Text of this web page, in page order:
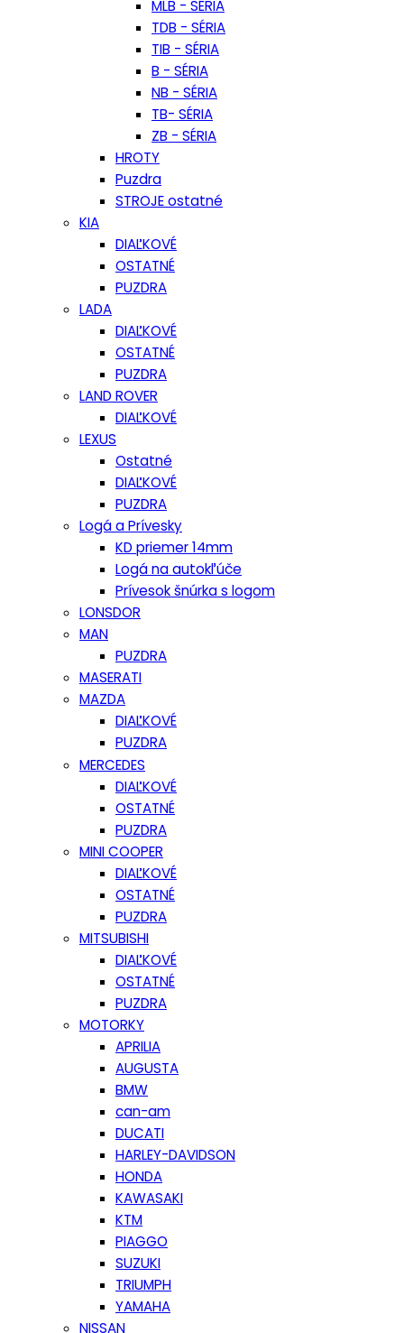
MLB - SÉRIA
TDB - SÉRIA
TIB - SÉRIA
B - SÉRIA
NB - SÉRIA
TB- SÉRIA
ZB - SÉRIA
HROTY
Puzdra
STROJE ostatné
KIA
DIAĽKOVÉ
OSTATNÉ
PUZDRA
LADA
DIAĽKOVÉ
OSTATNÉ
PUZDRA
LAND ROVER
DIAĽKOVÉ
LEXUS
Ostatné
DIAĽKOVÉ
PUZDRA
Logá a Prívesky
KD priemer 14mm
Logá na autokľúče
Prívesok šnúrka s logom
LONSDOR
MAN
PUZDRA
MASERATI
MAZDA
DIAĽKOVÉ
PUZDRA
MERCEDES
DIAĽKOVÉ
OSTATNÉ
PUZDRA
MINI COOPER
DIAĽKOVÉ
OSTATNÉ
PUZDRA
MITSUBISHI
DIAĽKOVÉ
OSTATNÉ
PUZDRA
MOTORKY
APRILIA
AUGUSTA
BMW
can-am
DUCATI
HARLEY-DAVIDSON
HONDA
KAWASAKI
KTM
PIAGGO
SUZUKI
TRIUMPH
YAMAHA
NISSAN